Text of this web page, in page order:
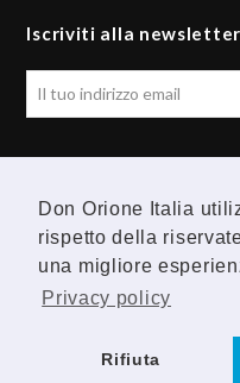
Don Orione Italia
rispetto della
una migliore
Privacy policy
Rifiuta
Iscriviti alla newsletter
F
a
Y
o
t
© 2026 Provincia